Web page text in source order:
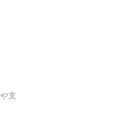
支